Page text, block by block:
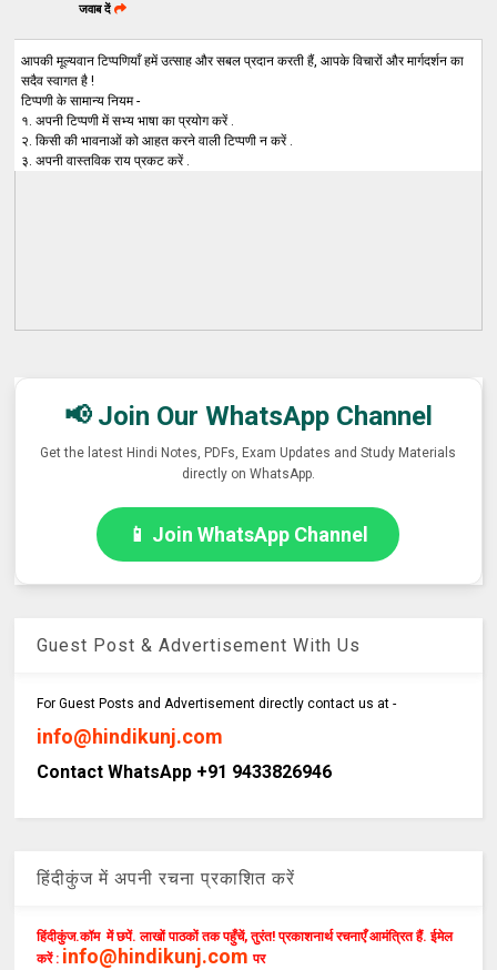
जवाब दें
आपकी मूल्यवान टिप्पणियाँ हमें उत्साह और सबल प्रदान करती हैं, आपके विचारों और मार्गदर्शन का
सदैव स्वागत है !
टिप्पणी के सामान्य नियम -
१. अपनी टिप्पणी में सभ्य भाषा का प्रयोग करें .
२. किसी की भावनाओं को आहत करने वाली टिप्पणी न करें .
३. अपनी वास्तविक राय प्रकट करें .
📢 Join Our WhatsApp Channel
Get the latest Hindi Notes, PDFs, Exam Updates and Study Materials
directly on WhatsApp.
📱 Join WhatsApp Channel
Guest Post & Advertisement With Us
For Guest Posts and Advertisement directly contact us at -
info@hindikunj.com
Contact WhatsApp +91 9433826946
हिंदीकुंज में अपनी रचना प्रकाशित करें
हिंदीकुंज.कॉम में छपें. लाखों पाठकों तक पहुँचें, तुरंत! प्रकाशनार्थ रचनाएँ आमंत्रित हैं. ईमेल
करें : info@hindikunj.com पर